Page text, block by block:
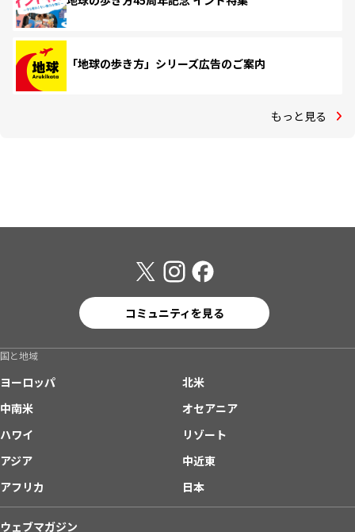
「地球の歩き方」シリーズ広告のご案内
もっと見る
コミュニティを見る
国と地域
ヨーロッパ
北米
中南米
オセアニア
ハワイ
リゾート
アジア
中近東
アフリカ
日本
ウェブマガジン